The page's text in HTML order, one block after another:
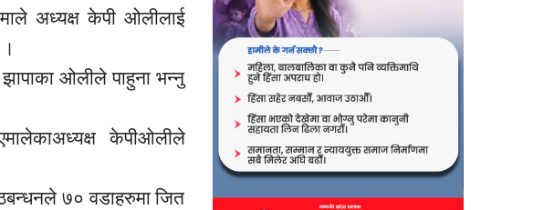
अध्यक्ष केपी ओलीलाई
ओलीले पाहुना भन्नु
केपीओलीले
७० वडाहरुमा जित